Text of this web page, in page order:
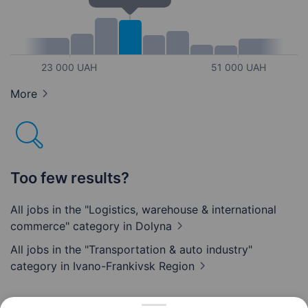
23 000 UAH 51 000 UAH
More
Too few results?
All jobs in the "Logistics, warehouse & international
commerce" category in Dolyna
All jobs in the "Transportation & auto industry"
category in Ivano-Frankivsk Region